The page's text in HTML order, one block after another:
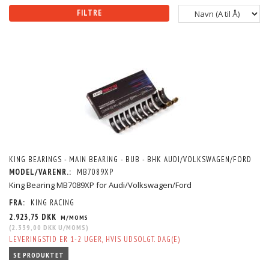
FILTRE
KING BEARINGS - MAIN BEARING - BUB - BHK AUDI/VOLKSWAGEN/FORD
MODEL/VARENR.:
MB7089XP
King Bearing MB7089XP for Audi/Volkswagen/Ford
FRA:
KING RACING
2.923,75 DKK M/MOMS
(2.339,00 DKK U/MOMS )
LEVERINGSTID ER 1-2 UGER, HVIS UDSOLGT. DAG(E)
SE PRODUKTET